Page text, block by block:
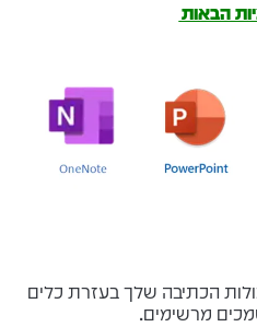
הבאות
הכתיבה שלך בעזרת כלים
מרשימים.